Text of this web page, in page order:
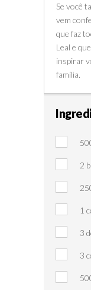
Se você
vem
que faz
Leal e
inspirar
família.
2
1
3
3